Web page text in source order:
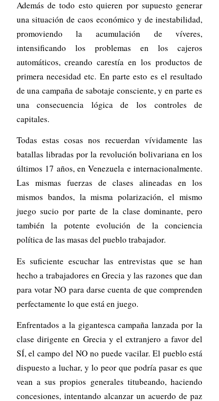
Además de todo esto quieren por supuesto generar
una situación de caos económico y de inestabilidad,
promoviendo la acumulación de víveres,
intensificando los problemas en los cajeros
automáticos, creando carestía en los productos de
primera necesidad etc. En parte esto es el resultado
de una campaña de sabotaje consciente, y en parte es
una consecuencia lógica de los controles de
capitales.
Todas estas cosas nos recuerdan vívidamente las
batallas libradas por la revolución bolivariana en los
últimos 17 años, en Venezuela e internacionalmente.
Las mismas fuerzas de clases alineadas en los
mismos bandos, la misma polarización, el mismo
juego sucio por parte de la clase dominante, pero
también la potente evolución de la conciencia
política de las masas del pueblo trabajador.
Es suficiente escuchar las entrevistas que se han
hecho a trabajadores en Grecia y las razones que dan
para votar NO para darse cuenta de que comprenden
perfectamente lo que está en juego.
Enfrentados a la gigantesca campaña lanzada por la
clase dirigente en Grecia y el extranjero a favor del
SÍ, el campo del NO no puede vacilar. El pueblo está
dispuesto a luchar, y lo peor que podría pasar es que
vean a sus propios generales titubeando, haciendo
concesiones, intentando alcanzar un acuerdo de paz